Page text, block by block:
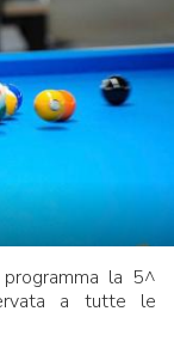
la 5^
a tutte le